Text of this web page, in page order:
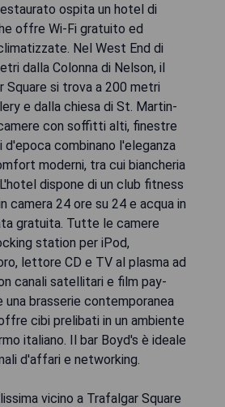
ospita un hotel di
offre Wi-Fi gratuito ed
Nel West End di
dalla Colonna di Nelson, il
Square si trova a 200 metri
e dalla chiesa di St. Martin-
con soffitti alti, finestre
combinano l'eleganza
moderni, tra cui biancheria
dispone di un club fitness
camera 24 ore su 24 e acqua in
gratuita. Tutte le camere
station per iPod,
lettore CD e TV al plasma ad
canali satellitari e film pay-
una brasserie contemporanea
cibi prelibati in un ambiente
italiano. Il bar Boyd's è ideale
d'affari e networking.
vicino a Trafalgar Square